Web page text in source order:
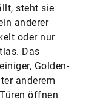
steht sie
anderer
oder nur
Das
Golden-
anderem
öffnen